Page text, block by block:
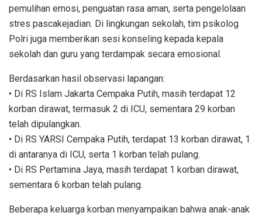
pemulihan emosi, penguatan rasa aman, serta pengelolaan
stres pascakejadian. Di lingkungan sekolah, tim psikolog
Polri juga memberikan sesi konseling kepada kepala
sekolah dan guru yang terdampak secara emosional.
Berdasarkan hasil observasi lapangan:
• Di RS Islam Jakarta Cempaka Putih, masih terdapat 12
korban dirawat, termasuk 2 di ICU, sementara 29 korban
telah dipulangkan.
• Di RS YARSI Cempaka Putih, terdapat 13 korban dirawat, 1
di antaranya di ICU, serta 1 korban telah pulang.
• Di RS Pertamina Jaya, masih terdapat 1 korban dirawat,
sementara 6 korban telah pulang.
Beberapa keluarga korban menyampaikan bahwa anak-anak